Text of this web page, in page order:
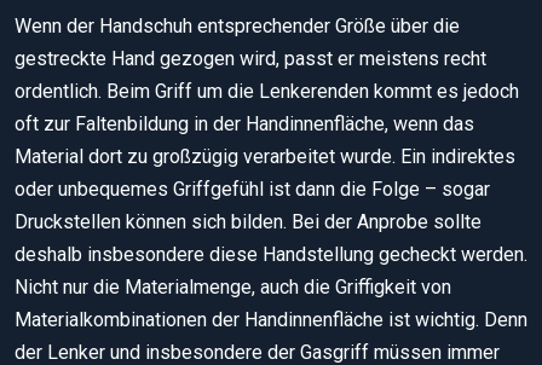
Wenn der Handschuh entsprechender Größe über die
gestreckte Hand gezogen wird, passt er meistens recht
ordentlich. Beim Griff um die Lenkerenden kommt es jedoch
oft zur Faltenbildung in der Handinnenfläche, wenn das
Material dort zu großzügig verarbeitet wurde. Ein indirektes
oder unbequemes Griffgefühl ist dann die Folge – sogar
Druckstellen können sich bilden. Bei der Anprobe sollte
deshalb insbesondere diese Handstellung gecheckt werden.
Nicht nur die Materialmenge, auch die Griffigkeit von
Materialkombinationen der Handinnenfläche ist wichtig. Denn
der Lenker und insbesondere der Gasgriff müssen immer